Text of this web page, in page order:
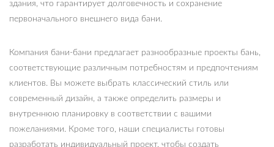
здания, что гарантирует долговечность и сохранение
первоначального внешнего вида бани.
Компания бани-бани предлагает разнообразные проекты бань,
соответствующие различным потребностям и предпочтениям
клиентов. Вы можете выбрать классический стиль или
современный дизайн, а также определить размеры и
внутреннюю планировку в соответствии с вашими
пожеланиями. Кроме того, наши специалисты готовы
разработать индивидуальный проект, чтобы создать